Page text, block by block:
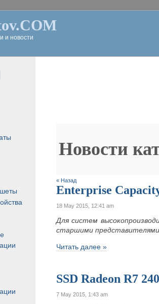
и новости
Новости
« Назад
Enterprise
18 May 2015, 12:41 am
Для систем
старшими
Читать далее »
SSD Radeon R7
7 May 2015, 1:43 am